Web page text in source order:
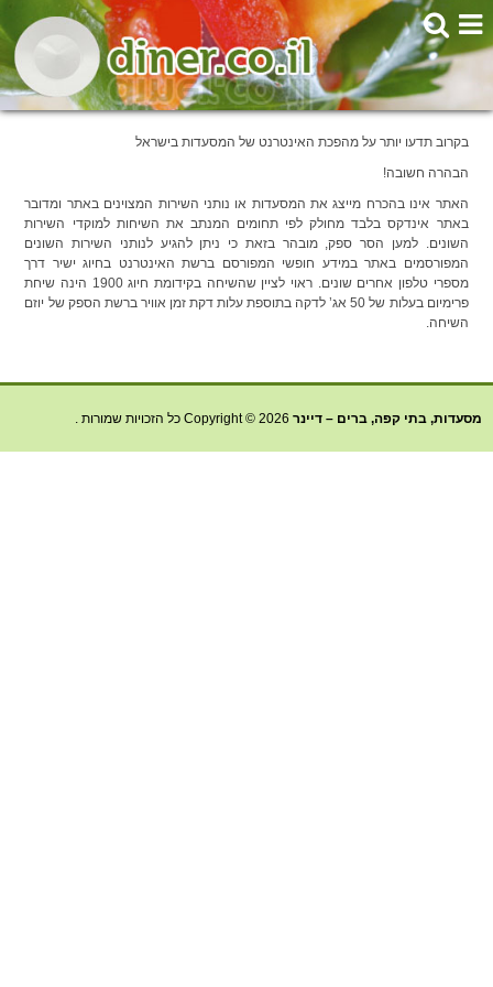
בקרוב תדעו יותר על מהפכת האינטרנט של המסעדות בישראל
הבהרה חשובה!
האתר אינו בהכרח מייצג את המסעדות או נותני השירות המצוינים באתר ומדובר
באתר אינדקס בלבד מחולק לפי תחומים המנתב את השיחות למוקדי השירות
השונים. למען הסר ספק, מובהר בזאת כי ניתן להגיע לנותני השירות השונים
המפורסמים באתר במידע חופשי המפורסם ברשת האינטרנט בחיוג ישיר דרך
מספרי טלפון אחרים שונים. ראוי לציין שהשיחה בקידומת חיוג 1900 הינה שיחת
פרימיום בעלות של 50 אג’ לדקה בתוספת עלות דקת זמן אוויר ברשת הספק של יוזם
השיחה.
מסעדות, בתי קפה, ברים – דיינר